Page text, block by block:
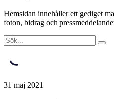
Hemsidan innehåller ett gediget
foton, bidrag och
31 maj 2021